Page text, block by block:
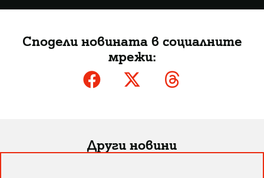
Сподели новината в социалните
мрежи:
Други новини